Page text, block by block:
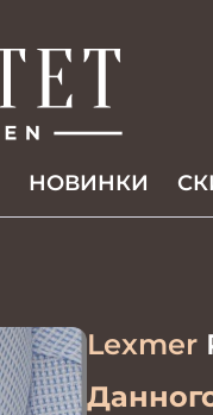
НОВИНКИ
Lexmer